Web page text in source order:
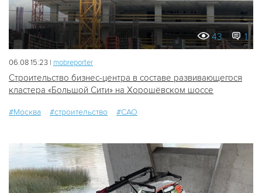
43 1
06.08 15:23 | mobreporter
Строительство бизнес-центра в составе развивающегося
кластера «Большой Сити» на Хорошёвском шоссе
#Москва #строительство #САО